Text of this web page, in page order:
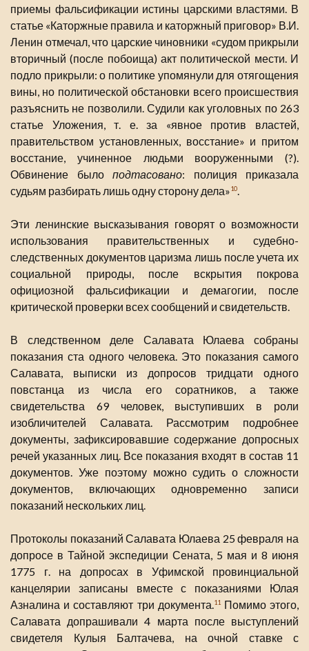
приемы фальсификации истины царскими властями. В
статье «Каторжные правила и каторжный приговор» В.И.
Ленин отмечал, что царские чиновники «судом прикрыли
вторичный (после побоища) акт политической мести. И
подло прикрыли: о политике упомянули для отягощения
вины, но политической обстановки всего происшествия
разъяснить не позволили. Судили как уголовных по 263
статье Уложения, т. е. за «явное против властей,
правительством установленных, восстание» и притом
восстание, учиненное людьми вооруженными (?).
Обвинение было подтасовано: полиция приказала
судьям разбирать лишь одну сторону дела»10.
Эти ленинские высказывания говорят о возможности
использования правительственных и судебно-
следственных документов царизма лишь после учета их
социальной природы, после вскрытия покрова
официозной фальсификации и демагогии, после
критической проверки всех сообщений и свидетельств.
В следственном деле Салавата Юлаева собраны
показания ста одного человека. Это показания самого
Салавата, выписки из допросов тридцати одного
повстанца из числа его соратников, а также
свидетельства 69 человек, выступивших в роли
изобличителей Салавата. Рассмотрим подробнее
документы, зафиксировавшие содержание допросных
речей указанных лиц. Все показания входят в состав 11
документов. Уже поэтому можно судить о сложности
документов, включающих одновременно записи
показаний нескольких лиц.
Протоколы показаний Салавата Юлаева 25 февраля на
допросе в Тайной экспедиции Сената, 5 мая и 8 июня
1775 г. на допросах в Уфимской провинциальной
канцелярии записаны вместе с показаниями Юлая
Азналина и составляют три документа.11Помимо этого,
Салавата допрашивали 4 марта после выступлений
свидетеля Кулыя Балтачева, на очной ставке с